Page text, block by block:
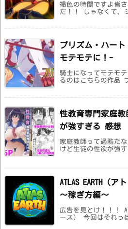
褐色の時間ですよ皆
だ！！ じゃなくて
プリズム・ハー
モテモテに！-
騎士になってモテモ
るのはこちらの作品
性教育専門家庭
が強すぎる 感想
家庭教師って過酷だ
けど生徒の性欲が強
ATLAS EARTH（
～稼ぎ方編～
広告を見とけ！！！
ース） 今回はそれ